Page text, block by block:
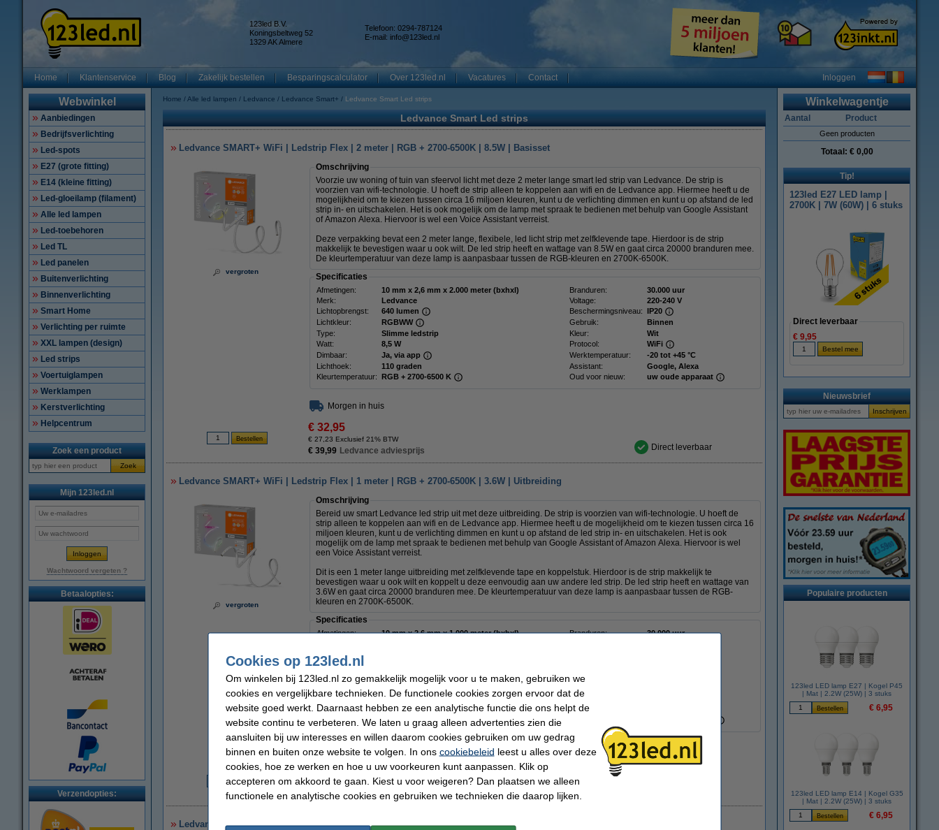
123led B.V.
Koningsbeltweg 52
1329 AK Almere
Telefoon: 0294-787124
E-mail: info@123led.nl
Home Klantenservice Blog Zakelijk bestellen Besparingscalculator Over 123led.nl Vacatures Contact Inloggen
Webwinkel
Aanbiedingen
Bedrijfsverlichting
Led-spots
E27 (grote fitting)
E14 (kleine fitting)
Led-gloeilamp (filament)
Alle led lampen
Led-toebehoren
Led TL
Led panelen
Buitenverlichting
Binnenverlichting
Smart Home
Verlichting per ruimte
XXL lampen (design)
Led strips
Voertuiglampen
Werklampen
Kerstverlichting
Helpcentrum
Zoek een product
Zoek
Mijn 123led.nl
Wachtwoord vergeten ?
Betaalopties:
Verzendopties:
Home Alle led lampen Ledvance Ledvance Smart+ Ledvance Smart Led strips
Ledvance Smart Led strips
Ledvance SMART+ WiFi | Ledstrip Flex | 2 meter | RGB + 2700-6500K | 8.5W | Basisset
vergroten
Omschrijving
Voorzie uw woning of tuin van sfeervol licht met deze 2 meter lange smart led strip van Ledvance. De strip is
voorzien van wifi-technologie. U hoeft de strip alleen te koppelen aan wifi en de Ledvance app. Hiermee heeft u de
mogelijkheid om te kiezen tussen circa 16 miljoen kleuren, kunt u de verlichting dimmen en kunt u op afstand de led
strip in- en uitschakelen. Het is ook mogelijk om de lamp met spraak te bedienen met behulp van Google Assistant
of Amazon Alexa. Hiervoor is wel een Voice Assistant verreist.
Deze verpakking bevat een 2 meter lange, flexibele, led licht strip met zelfklevende tape. Hierdoor is de strip
makkelijk te bevestigen waar u ook wilt. De led strip heeft en wattage van 8.5W en gaat circa 20000 branduren mee.
De kleurtemperatuur van deze lamp is aanpasbaar tussen de RGB-kleuren en 2700K-6500K.
Specificaties
Afmetingen: 10 mm x 2,6 mm x 2.000 meter (bxhxl) Branduren:
30.000 uur
Merk:
Ledvance Voltage:
220-240 V
Lichtopbrengst:
640 lumen Beschermingsniveau: IP20
Lichtkleur:
RGBWW Gebruik:
Binnen
Type:
Slimme ledstrip Kleur:
Wit
Watt:
8,5 W Protocol:
WiFi
Dimbaar:
Ja, via app Werktemperatuur:
-20 tot +45 °C
Lichthoek:
110 graden Assistant:
Google, Alexa
Kleurtemperatuur: RGB + 2700-6500 K Oud voor nieuw: uw oude apparaat
Morgen in huis
€ 32,95
€ 27,23 Exclusief 21% BTW
€ 39,99 Ledvance adviesprijs Direct leverbaar
Ledvance SMART+ WiFi | Ledstrip Flex | 1 meter | RGB + 2700-6500K | 3.6W | Uitbreiding
vergroten
Omschrijving
Bereid uw smart Ledvance led strip uit met deze uitbreiding. De strip is voorzien van wifi-technologie. U hoeft de
strip alleen te koppelen aan wifi en de Ledvance app. Hiermee heeft u de mogelijkheid om te kiezen tussen circa 16
miljoen kleuren, kunt u de verlichting dimmen en kunt u op afstand de led strip in- en uitschakelen. Het is ook
mogelijk om de lamp met spraak te bedienen met behulp van Google Assistant of Amazon Alexa. Hiervoor is wel
een Voice Assistant verreist.
Dit is een 1 meter lange uitbreiding met zelfklevende tape en koppelstuk. Hierdoor is de strip makkelijk te
bevestigen waar u ook wilt en koppelt u deze eenvoudig aan uw andere led strip. De led strip heeft en wattage van
3.6W en gaat circa 20000 branduren mee. De kleurtemperatuur van deze lamp is aanpasbaar tussen de RGB-
kleuren en 2700K-6500K.
Specificaties
Afmetingen: 10 mm x 2,6 mm x 1.000 meter (bxhxl) Branduren:
30.000 uur
Lichtopbrengst:
Lichtkleur:
Type:
Slimme ledstrip Kleur:
3,6 W
Dimbaar:
Ja, via app Werktemperatuur:
Lichthoek:
110 graden Assistant:
Kleurtemperatuur:
RGB + 2700-6500 K
Morgen in huis
€ 9,95
€ 8,22 Exclusief 21% BTW
€ 12,49 Ledvance adviesprijs
Ledvance SMART+ WiFi Outdoor | Neon Flex | 3 meter | RGB + 2700-6500K | 15W
Winkelwagentje
Aantal Product
Geen producten
Totaal: € 0,00
Tip!
123led E27 LED lamp |
2700K | 7W (60W) | 6 stuks
Direct leverbaar
€ 9,95
Nieuwsbrief
Populaire producten
123led LED lamp E27 | Kogel P45
| Mat | 2.2W (25W) | 3 stuks
€ 6,95
123led LED lamp E14 | Kogel G35
| Mat | 2.2W (25W) | 3 stuks
€ 6,95
Cookies op 123led.nl
Om winkelen bij 123led.nl zo gemakkelijk mogelijk voor u te maken, gebruiken we
cookies en vergelijkbare technieken. De functionele cookies zorgen ervoor dat de
website goed werkt. Daarnaast hebben ze een analytische functie die ons helpt de
website continu te verbeteren. We laten u graag alleen advertenties zien die
aansluiten bij uw interesses en willen daarom cookies gebruiken om uw gedrag
binnen en buiten onze website te volgen. In ons cookiebeleid leest u alles over deze
cookies, hoe ze werken en hoe u uw voorkeuren kunt aanpassen. Klik op
accepteren om akkoord te gaan. Kiest u voor weigeren? Dan plaatsen we alleen
functionele en analytische cookies en gebruiken we technieken die daarop lijken.